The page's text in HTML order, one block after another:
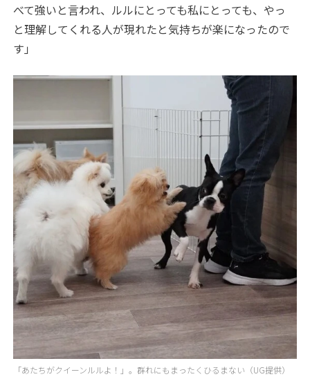
べて強いと言われ、ルルにとっても私にとっても、やっ
と理解してくれる人が現れたと気持ちが楽になったので
す」
「あたちがクイーンルルよ！」。群れにもまったくひるまない（UG提供）